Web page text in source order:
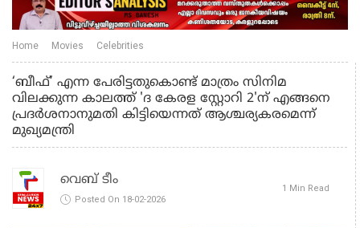
Home Movies Celebrities
‘ബീഫ്’ എന്ന പേരിട്ടതുകൊണ്ട് മാത്രം സിനിമ
വിലക്കുന്ന കാലത്ത് 'ദ കേരള സ്റ്റോറി 2'ന് എങ്ങനെ
പ്രദർശനാനുമതി കിട്ടിയെന്നത് ആശ്ചര്യകരമെന്ന്
മുഖ്യമന്ത്രി
വെബ് ടീം
Posted On 18-02-2026
1 Min Read